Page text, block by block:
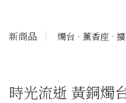
新商品 燭台 · 薰香座 ·
時光流逝 黃銅燭